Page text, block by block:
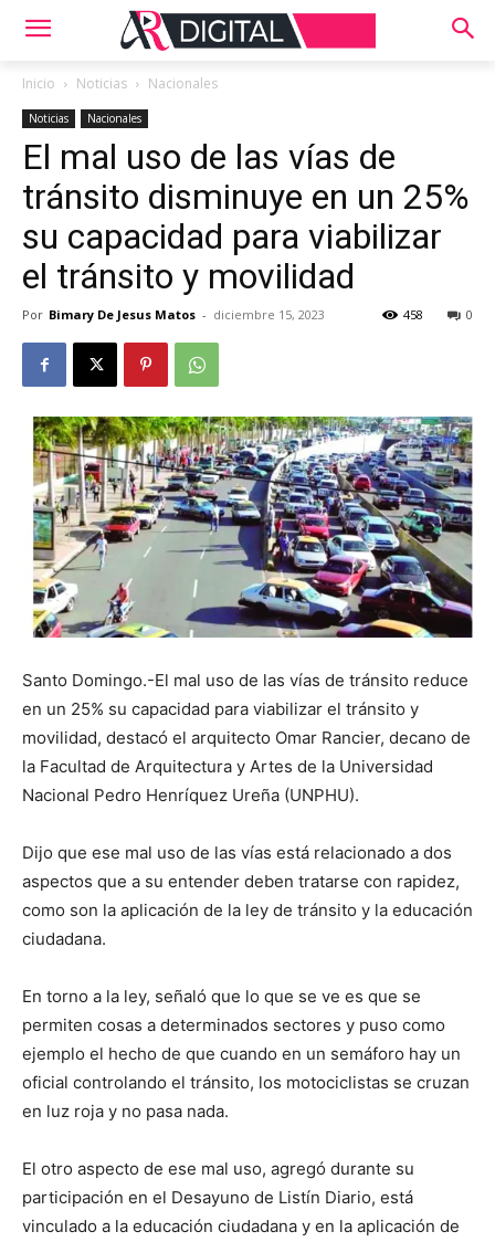
Inicio Noticias Nacionales
Noticias Nacionales
El mal uso de las vías de
tránsito disminuye en un 25%
su capacidad para viabilizar
el tránsito y movilidad
Por Bimary De Jesus Matos - diciembre 15, 2023 0
458
Santo Domingo.-El mal uso de las vías de tránsito reduce
en un 25% su capacidad para viabilizar el tránsito y
movilidad, destacó el arquitecto Omar Rancier, decano de
la Facultad de Arquitectura y Artes de la Universidad
Nacional Pedro Henríquez Ureña (UNPHU).
Dijo que ese mal uso de las vías está relacionado a dos
aspectos que a su entender deben tratarse con rapidez,
como son la aplicación de la ley de tránsito y la educación
ciudadana.
En torno a la ley, señaló que lo que se ve es que se
permiten cosas a determinados sectores y puso como
ejemplo el hecho de que cuando en un semáforo hay un
oficial controlando el tránsito, los motociclistas se cruzan
en luz roja y no pasa nada.
El otro aspecto de ese mal uso, agregó durante su
participación en el Desayuno de Listín Diario, está
vinculado a la educación ciudadana y en la aplicación de